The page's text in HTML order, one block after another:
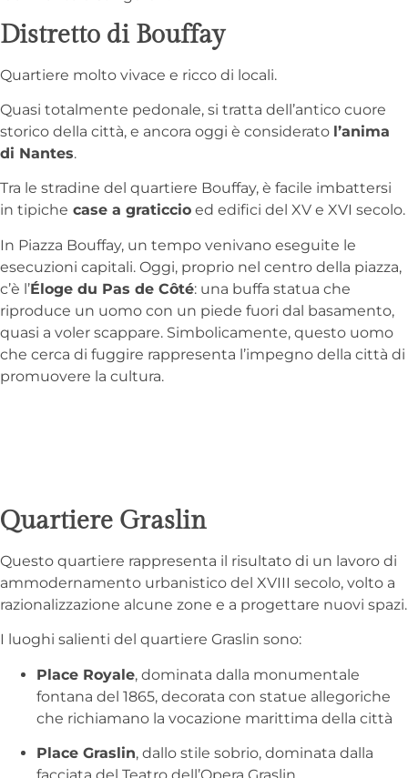
Distretto di Bouffay
Quartiere molto vivace e ricco di locali.
Quasi totalmente pedonale, si tratta dell’antico cuore
storico della città, e ancora oggi è considerato l’anima
di Nantes.
Tra le stradine del quartiere Bouffay, è facile imbattersi
in tipiche case a graticcio ed edifici del XV e XVI secolo.
In Piazza Bouffay, un tempo venivano eseguite le
esecuzioni capitali. Oggi, proprio nel centro della piazza,
c’è l’Éloge du Pas de Côté: una buffa statua che
riproduce un uomo con un piede fuori dal basamento,
quasi a voler scappare. Simbolicamente, questo uomo
che cerca di fuggire rappresenta l’impegno della città di
promuovere la cultura.
Quartiere Graslin
Questo quartiere rappresenta il risultato di un lavoro di
ammodernamento urbanistico del XVIII secolo, volto a
razionalizzazione alcune zone e a progettare nuovi spazi.
I luoghi salienti del quartiere Graslin sono:
Place Royale, dominata dalla monumentale
fontana del 1865, decorata con statue allegoriche
che richiamano la vocazione marittima della città
Place Graslin, dallo stile sobrio, dominata dalla